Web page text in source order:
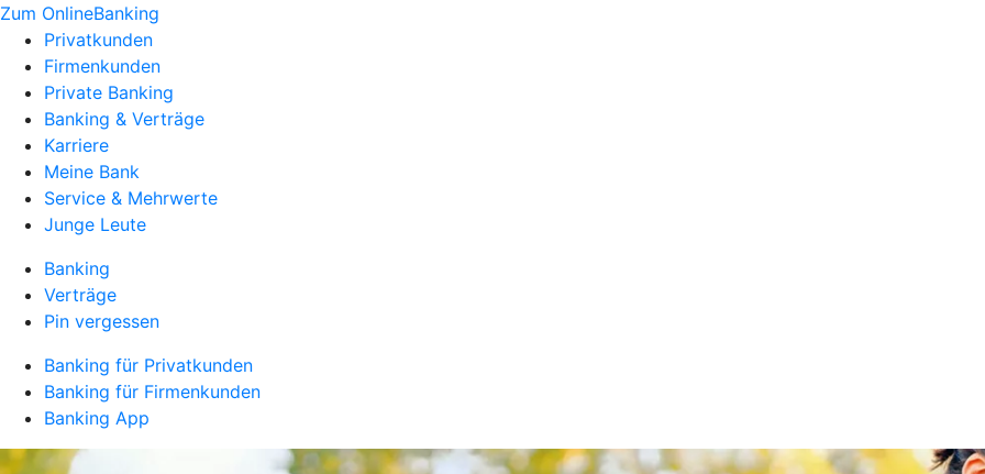
Zum OnlineBanking
Privatkunden
Firmenkunden
Private Banking
Banking & Verträge
Karriere
Meine Bank
Service & Mehrwerte
Junge Leute
Banking
Verträge
Pin vergessen
Banking für Privatkunden
Banking für Firmenkunden
Banking App